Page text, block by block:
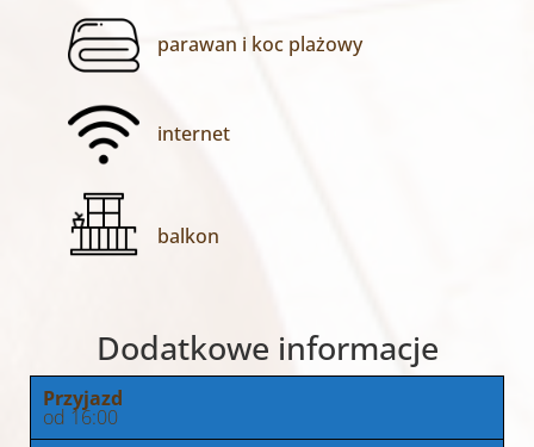
parawan i koc plażowy
internet
balkon
Dodatkowe informacje
Przyjazd
od 16:00